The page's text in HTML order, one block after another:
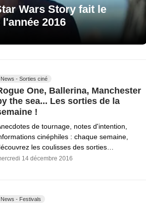
Wars Story fait le
2016
News - Sorties ciné
One, Ballerina, Manchester
the sea... Les sorties de la
!
de tournage, notes d'intention,
cinéphiles : chaque semaine,
les coulisses des sorties…
14 décembre 2016
News - Festivals